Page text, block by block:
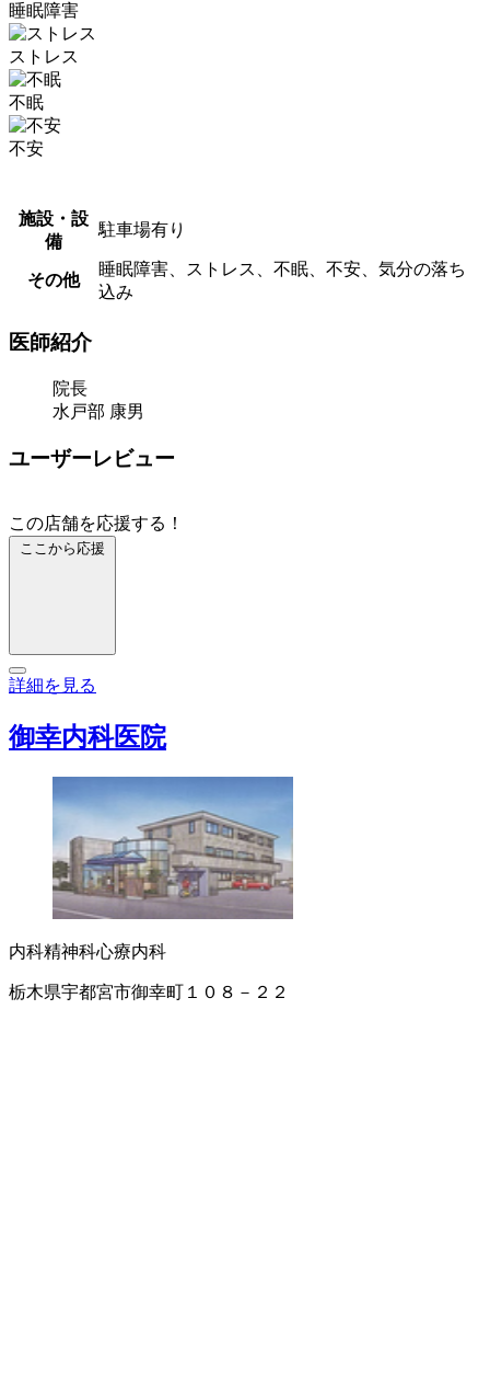
睡眠障害
ストレス
不眠
不安
施設・設
備
駐車場有り
その他
睡眠障害、ストレス、不眠、不安、気分の落ち
込み
医師紹介
院長
水戸部 康男
ユーザーレビュー
この店舗を応援する！
ここから応援
詳細を見る
御幸内科医院
内科精神科心療内科
栃木県宇都宮市御幸町１０８－２２